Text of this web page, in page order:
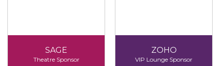
SAGE
Theatre Sponsor
ZOHO
VIP Lounge Sponsor